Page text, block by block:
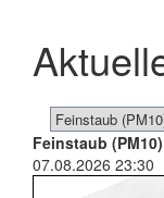
Feinstaub (PM10)
07.08.2026 23:30